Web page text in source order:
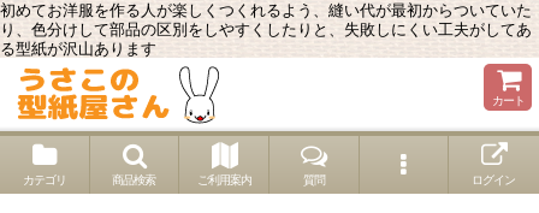
初めてお洋服を作る人が楽しくつくれるよう、縫い代が最初からついていた
り、色分けして部品の区別をしやすくしたりと、失敗しにくい工夫がしてあ
る型紙が沢山あります
カート
カテゴリ 商品検索 ご利用案内 質問 ログイン